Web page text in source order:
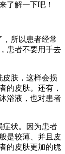
了解一下吧！
所以患者经常
患者不要用手去
皮肤，这样会损
的皮肤。还有，
浴液，也对患者
症状。因为患者
是较薄、并且皮
的皮肤更加的脆